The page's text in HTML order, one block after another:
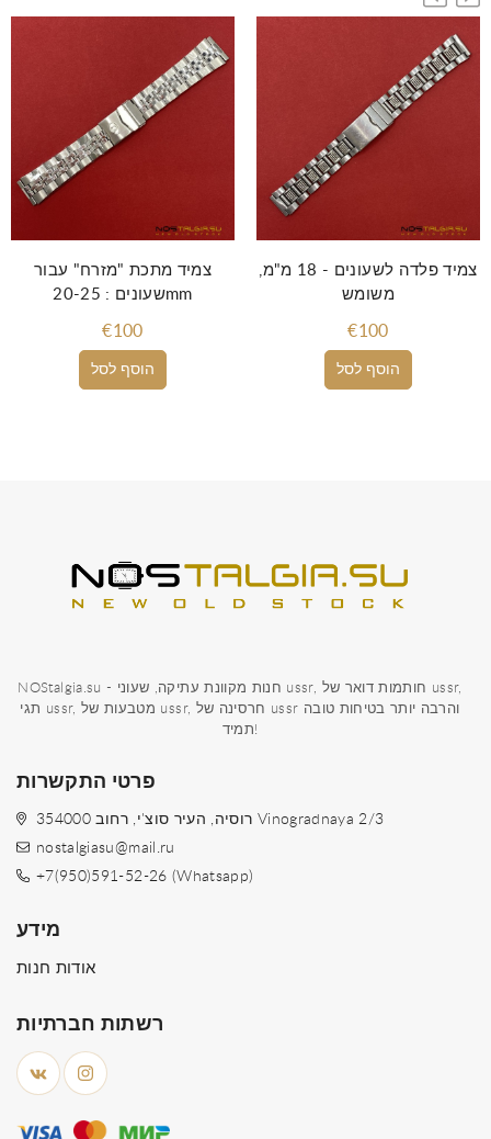
הוסף לסל
צמיד מתכת "מזרח" עבור
שעונים : 20-25mm
€100
הוסף לסל
צמיד פלדה לשעונים - 18 מ"מ,
משומש
€100
NOStalgia.su - חנות מקוונת עתיקה, שעוני ussr, חותמות דואר של ussr,
תגי ussr, מטבעות של ussr, חרסינה של ussr והרבה יותר בטיחות טובה
תמיד!
פרטי התקשרות
354000 רוסיה, העיר סוצ'י, רחוב Vinogradnaya 2/3
nostalgiasu@mail.ru
+7(950)591-52-26 (Whatsapp)
מידע
אודות חנות
רשתות חברתיות